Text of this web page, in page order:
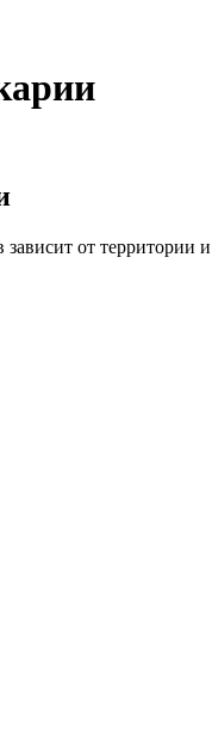
от территории